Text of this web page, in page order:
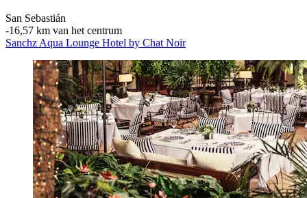
San Sebastián
‐16,57 km van het centrum
Sanchz Aqua Lounge Hotel by Chat Noir